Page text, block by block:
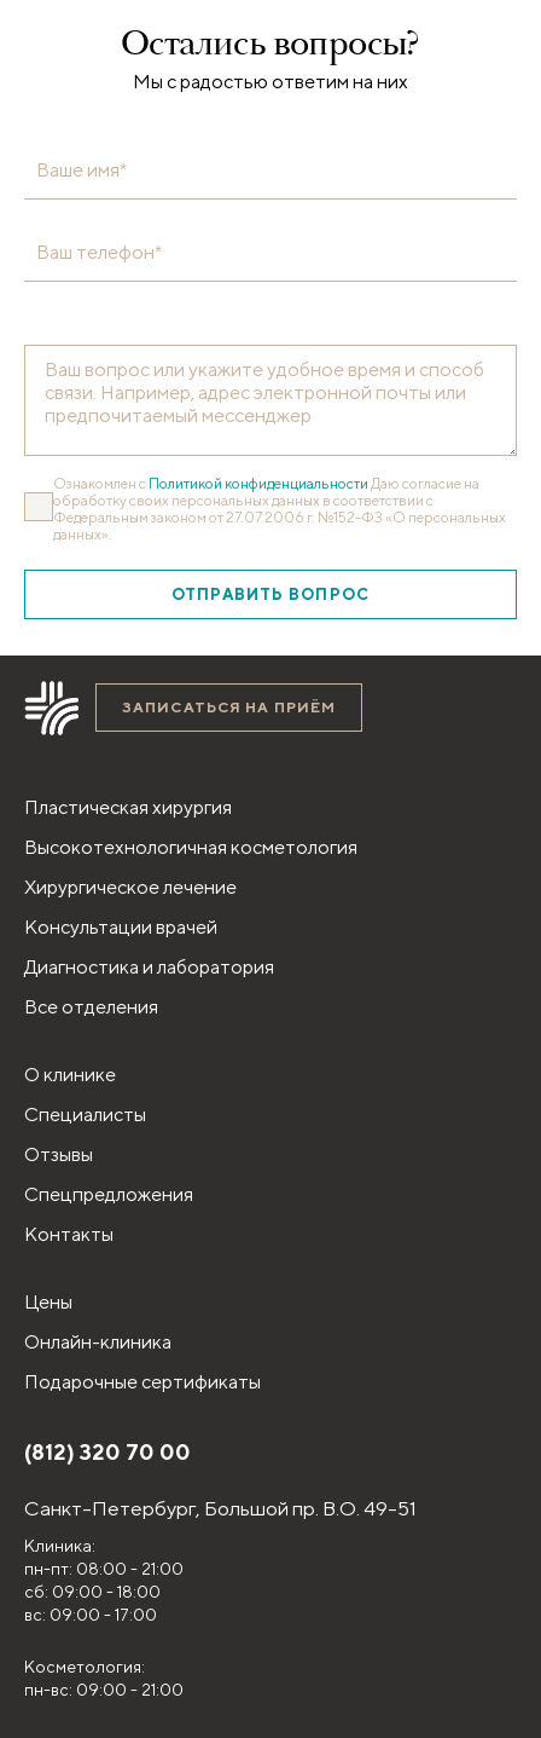
Остались вопросы?
Мы с радостью ответим на них
Ваше имя*
Ваш телефон*
Ознакомлен с Политикой конфиденциальности Даю согласие на
обработку своих персональных данных в соответствии с
Федеральным законом от 27.07.2006 г. №152-ФЗ «О персональных
данных».
ОТПРАВИТЬ ВОПРОС
ЗАПИСАТЬСЯ НА ПРИЁМ
Пластическая хирургия
Высокотехнологичная косметология
Хирургическое лечение
Консультации врачей
Диагностика и лаборатория
Все отделения
О клинике
Специалисты
Отзывы
Спецпредложения
Контакты
Цены
Онлайн-клиника
Подарочные сертификаты
(812) 320 70 00
Санкт-Петербург, Большой пр. В.О. 49-51
Клиника:
пн-пт: 08:00 - 21:00
сб: 09:00 - 18:00
вс: 09:00 - 17:00
Косметология:
пн-вс: 09:00 - 21:00